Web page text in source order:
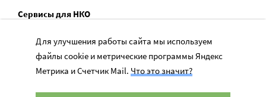
Сервисы для НКО
Спецпроекты
Социальное служение
Для улучшения работы сайта мы используем
файлы cookie и метрические программы Яндекс
Метрика и Счетчик Mail. Что это значит?